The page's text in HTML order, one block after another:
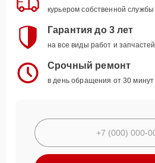
курьером собственной службы
Гарантия до 3 лет
на все виды работ и запчастей
Срочный ремонт
в день обращения от 30 минут